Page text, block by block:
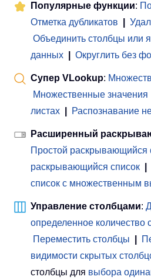
Популярные функции:
Отметка дубликатов
Объединить столбцы или
данных
Округлить без
Супер VLookup:
Множественные значения
листах
Распознавание
Расширенный
Простой раскрывающийся
раскрывающийся список
список с множественным
Управление столбцами:
определенное количество
Переместить столбцы
видимости скрытых
столбцы для выбора